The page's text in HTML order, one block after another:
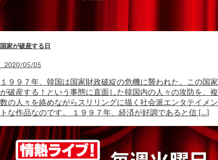
国家が破産する日
2020/05/05
１９９７年、韓国は国家財政破綻の危機に襲われた。この国家
が破産する！という事態に直面した韓国内の人々の攻防を、複
数の人々を絡めながらスリリングに描く社会派エンタテイメン
トな作品なのです。 １９９７年、経済が好調であると信 […]